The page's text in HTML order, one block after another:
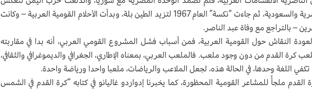
خلافات عميقة بين الناصرية والسعودية، ثم جاءت “نكسة” العام 1967 لتزيد الطين بلة، وبدأت الأحلام القومية العربية – وكانت
– بالتراجع مع وفاة عبد الناصر.
لعودة النقاش حول القومية العربية، فمن أسباب فشل المشروع القومي العربي، أنه بدا في مقاربته
كرة القدم من دون وجود ملعب. فالملعب العربي، بمعناه الإطاري، الجغرافي والديموغرافي والثقافي،
تكفي اللغة وحدها، في الحالة هذه، لجعل الملاعب والرياضات، ملعبا واحدا ورياضة واحدة.
القدم ملجأً للمشاعر القومية المحظورة، كما يخبرنا إدواردو غاليانو في كتابه “كرة القدم في الشمس